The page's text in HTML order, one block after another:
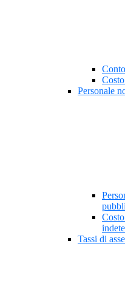
Personale
Tassi di